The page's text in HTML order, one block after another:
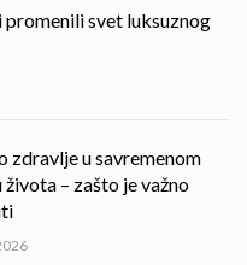
svet luksuznog
zdravlje u savremenom
života – zašto je važno